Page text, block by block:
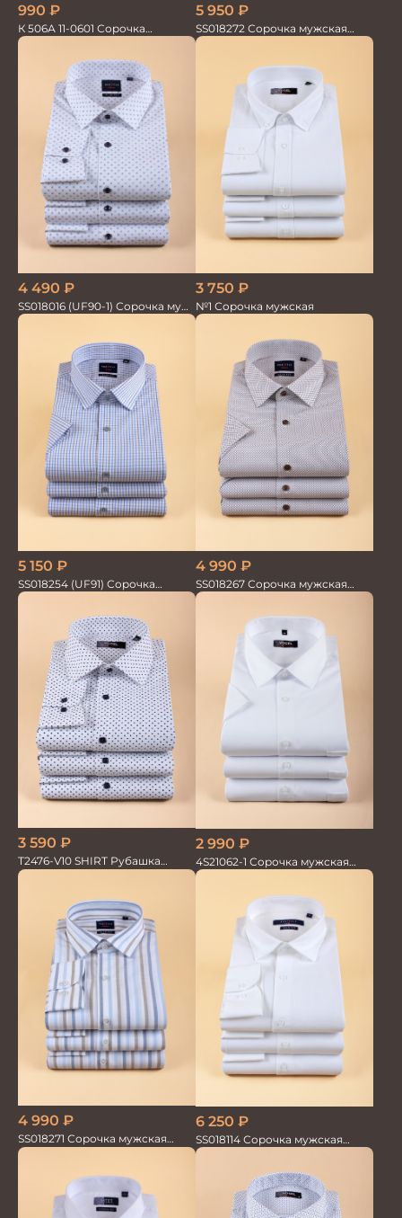
990 ₽
К 506А 11-0601 Сорочка
мужская кор.рукав
5 950 ₽
SS018272 Сорочка мужская
GROSTYLE PRIME
4 490 ₽
SS018016 (UF90-1) Сорочка муж.
GROSTYLE TRENDY
3 750 ₽
№1 Сорочка мужская
5 150 ₽
SS018254 (UF91) Сорочка
мужская кр. рук. GROSTYLE
4 990 ₽
SS018267 Сорочка мужская
кор.рукав GROSTYLE TRENDY
3 590 ₽
T2476-V10 SHIRT Рубашка
мужская
2 990 ₽
4S21062-1 Сорочка мужская
кор.рукав
4 990 ₽
SS018271 Сорочка мужская
GROSTYLE TRENDY
6 250 ₽
SS018114 Сорочка мужская
GROSTYLE PRIME